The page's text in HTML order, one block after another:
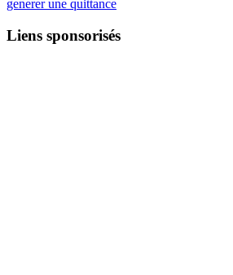
generer une quittance
Liens sponsorisés